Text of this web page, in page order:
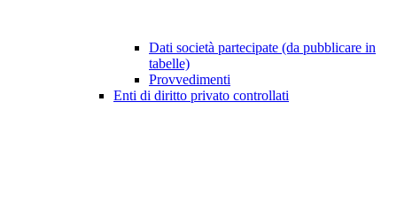
Dati società partecipate (da pubblicare in
tabelle)
Provvedimenti
Enti di diritto privato controllati